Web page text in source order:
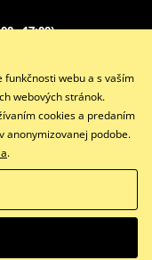
- 17:00)
webu a s vaším
webových stránok.
cookies a predaním
anonymizovanej podobe.
.